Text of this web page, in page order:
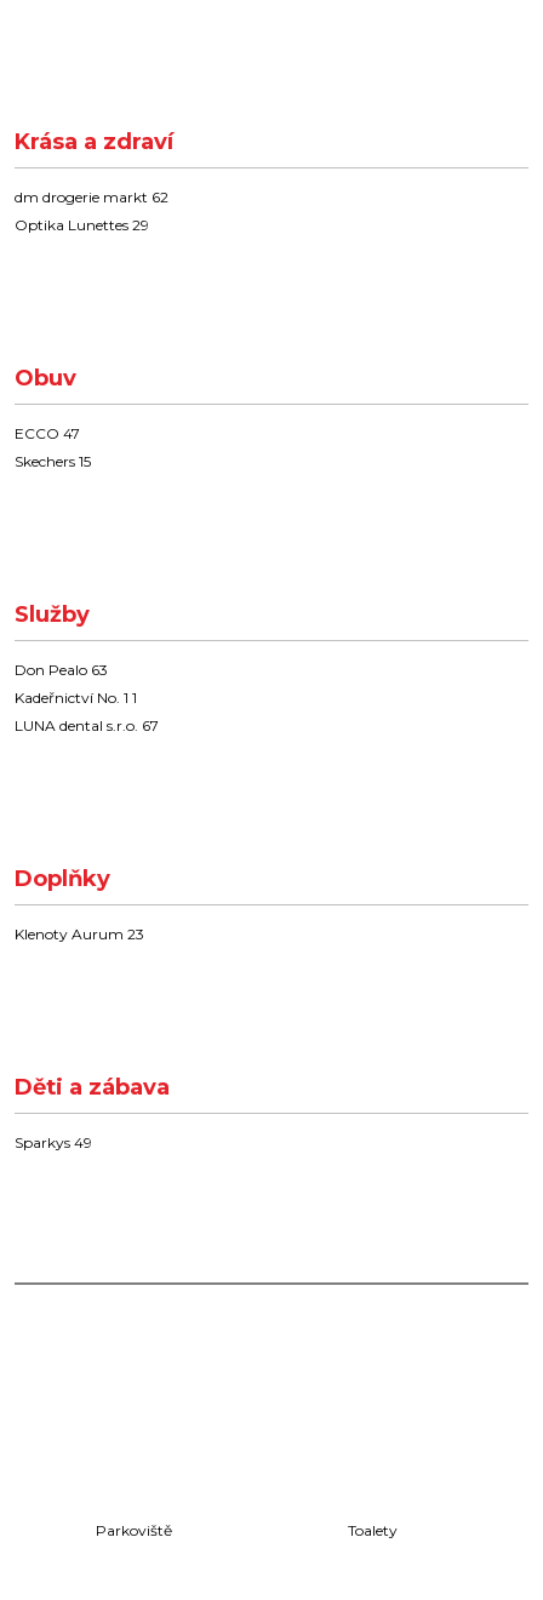
Krása a zdraví
dm drogerie markt 62
Optika Lunettes 29
Obuv
ECCO 47
Skechers 15
Služby
Don Pealo 63
Kadeřnictví No. 1 1
LUNA dental s.r.o. 67
Doplňky
Klenoty Aurum 23
Děti a zábava
Sparkys 49
Parkoviště Toalety